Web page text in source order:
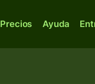
Precios Ayuda